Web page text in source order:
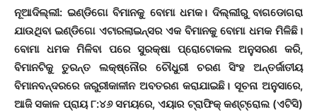
ନୂଆଦିଲ୍ଲୀ: ଇଣ୍ଡିଗୋ ବିମାନକୁ ବୋମା ଧମକ। ଦିଲ୍ଲୀରୁ ବାଗଡୋଗରା
ଯାଉଥିବା ଇଣ୍ଡିଗୋ ଏଟାରଲାଇନ୍ସର ଏକ ବିମାନକୁ ବୋମା ଧମକ ମିଳିଛି।
ବୋମା ଧମକ ମିଳିବା ପରେ ସୁରକ୍ଷା ପ୍ରୋଟୋକଲ ଅନୁସରଣ କରି,
ବିମାନଟିକୁ ତୁରନ୍ତ ଲକ୍ଷ୍ନୌର ଚୌଧୁରୀ ଚରଣ ସିଂହ ଅନ୍ତର୍ଜାତୀୟ
ବିମାନବନ୍ଦରରେ ଜରୁରୀକାଳୀନ ଅବତରଣ କରାଯାଇଛି। ସୂଚନା ଅନୁସାରେ,
ଆଜି ସକାଳ ପ୍ରାୟ ୮:୪୬ ସମୟରେ, ଏୟାର ଟ୍ରାଫିକ୍ କଣ୍ଟ୍ରୋଲ (ଏଟିସି)